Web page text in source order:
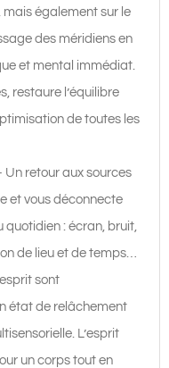
mais également sur le
des méridiens en
et mental immédiat.
restaure l’équilibre
de toutes les
retour aux sources
et vous déconnecte
: écran, bruit,
de lieu et de temps…
sont
état de relâchement
L’esprit
un corps tout en